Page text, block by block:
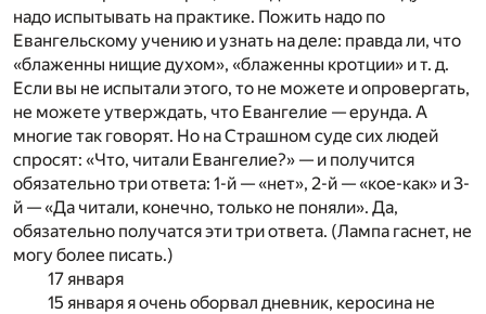
надо испытывать на практике. Пожить надо по
Евангельскому учению и узнать на деле: правда ли, что
«блаженны нищие духом», «блаженны кротции» и т. д.
Если вы не испытали этого, то не можете и опровергать,
не можете утверждать, что Евангелие — ерунда. А
многие так говорят. Но на Страшном суде сих людей
спросят: «Что, читали Евангелие?» — и получится
обязательно три ответа: 1-й — «нет», 2-й — «кое-как» и 3-
й — «Да читали, конечно, только не поняли». Да,
обязательно получатся эти три ответа. (Лампа гаснет, не
могу более писать.)
17 января
15 января я очень оборвал дневник, керосина не